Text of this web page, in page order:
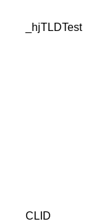
_hjTLDTest
CLID